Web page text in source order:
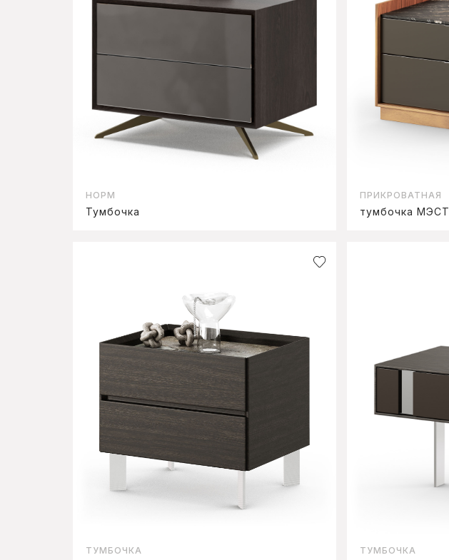
НОРМ
Тумбочка
ПРИКРОВАТНАЯ
тумбочка МЭСТ
ТУМБОЧКА ТУМБОЧКА